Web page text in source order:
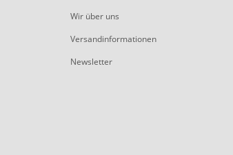
Wir über uns
Versandinformationen
Newsletter